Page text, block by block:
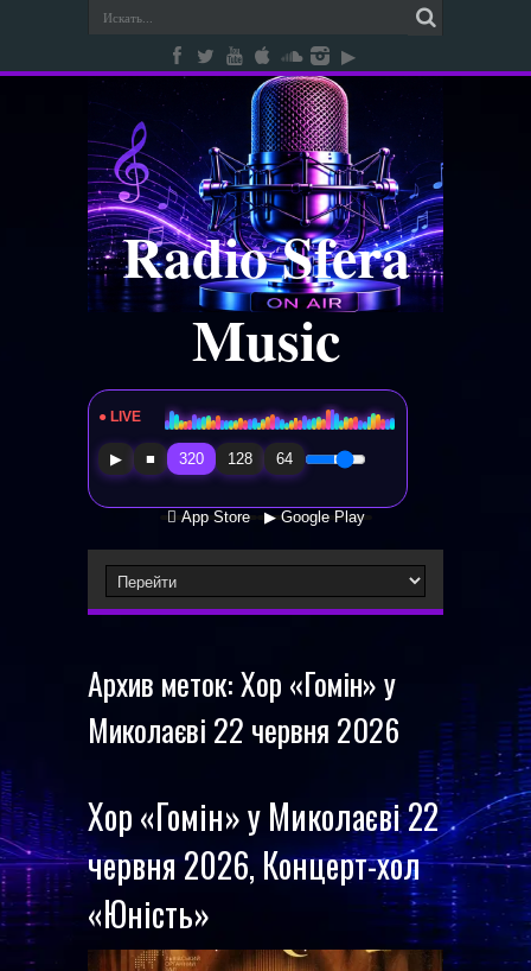
Radio Sfera
Music
● LIVE Radio Sfera Music
▶ ■ 320 128 64
 App Store ▶ Google Play
Архив меток:Хор «Гомін» у
Миколаєві 22 червня 2026
Хор «Гомін» у Миколаєві 22
червня 2026, Концерт-хол
«Юність»